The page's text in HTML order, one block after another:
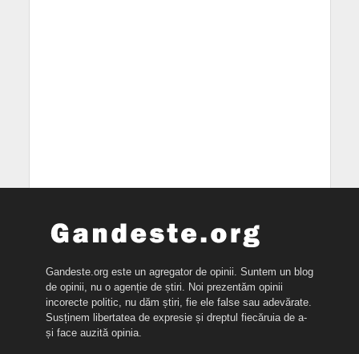
Gandeste.org este un agregator de opinii. Suntem un blog
de opinii, nu o agenție de știri. Noi prezentăm opinii
incorecte politic, nu dăm știri, fie ele false sau adevărate.
Susținem libertatea de expresie și dreptul fiecăruia de a-
și face auzită opinia.